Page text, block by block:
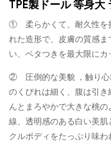
TPE製ドール 等身大
① 柔らかくて、耐久性を
れた造形で、皮膚の質感
い、ベタつきを最大限にカ
② 圧倒的な美貌 ，触り心
のくびれは細く、腹は引
んとまろやかで大きな桃
線、透明感のある白い美肌
クルボディをたっぷり味わ